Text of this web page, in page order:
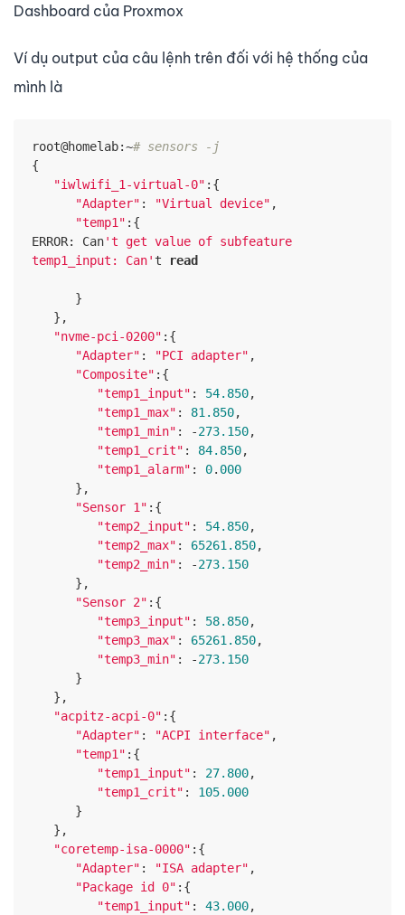
Dashboard của Proxmox
Ví dụ output của câu lệnh trên đối với hệ thống của
mình là
root@homelab:~# sensors -j
{
"iwlwifi_1-virtual-0" :{
"Adapter" : "Virtual device" ,
"temp1" :{
ERROR: Can't get value of subfeature
temp1_input: Can' t read
"nvme-pci-0200" :{
"Adapter" : "PCI adapter" ,
"Composite" :{
"temp1_input" : 54.850,
"temp1_max" : 81.850,
"temp1_min" : -273.150,
"temp1_crit" : 84.850,
"temp1_alarm" : 0. 000
"Sensor 1" :{
"temp2_input" : 54.850,
"temp2_max" : 65261.850,
"temp2_min" : -273.150
"Sensor 2" :{
"temp3_input" : 58.850,
"temp3_max" : 65261.850,
"temp3_min" : -273.150
"acpitz-acpi-0" :{
"Adapter" : "ACPI interface" ,
"temp1" :{
"temp1_input" : 27.800,
"temp1_crit" : 105.000
"coretemp-isa-0000" :{
"Adapter" : "ISA adapter" ,
"Package id 0" :{
"temp1_input" : 43.000,